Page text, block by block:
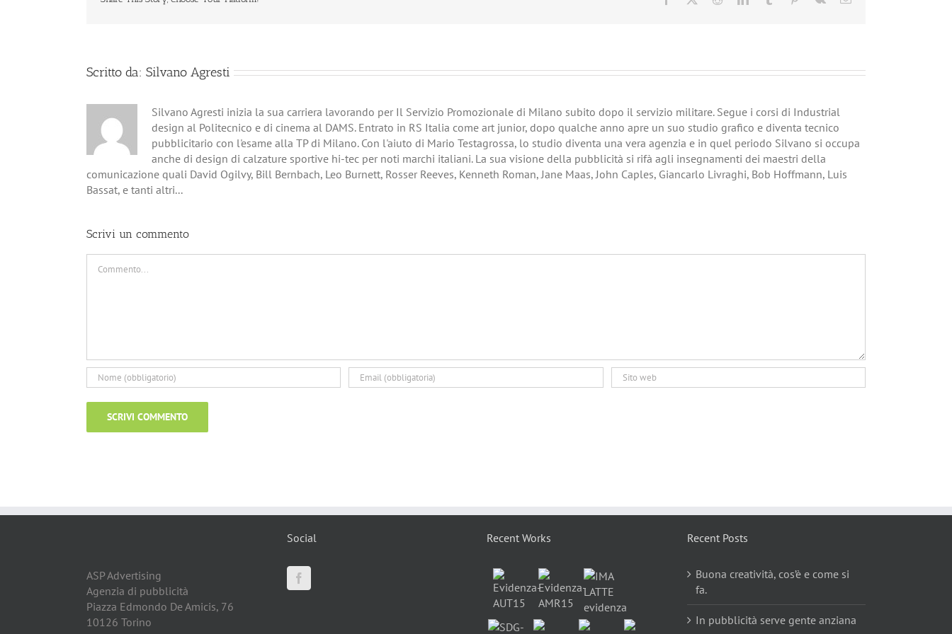
Scritto da: Silvano Agresti
Silvano Agresti inizia la sua carriera lavorando per Il Servizio Promozionale di Milano subito dopo il servizio militare. Segue i corsi di Industrial
design al Politecnico e di cinema al DAMS. Entrato in RS Italia come art junior, dopo qualche anno apre un suo studio grafico e diventa tecnico
pubblicitario con l'esame alla TP di Milano. Con l'aiuto di Mario Testagrossa, lo studio diventa una vera agenzia e in quel periodo Silvano si occupa
anche di design di calzature sportive hi-tec per noti marchi italiani. La sua visione della pubblicità si rifà agli insegnamenti dei maestri della
comunicazione quali David Ogilvy, Bill Bernbach, Leo Burnett, Rosser Reeves, Kenneth Roman, Jane Maas, John Caples, Giancarlo Livraghi, Bob Hoffmann, Luis
Bassat, e tanti altri...
Scrivi un commento
ASP Advertising
Agenzia di pubblicità
Piazza Edmondo De Amicis, 76
10126 Torino
Social Recent Works Recent Posts
Buona creatività, cos’è e come si
fa.
In pubblicità serve gente anziana